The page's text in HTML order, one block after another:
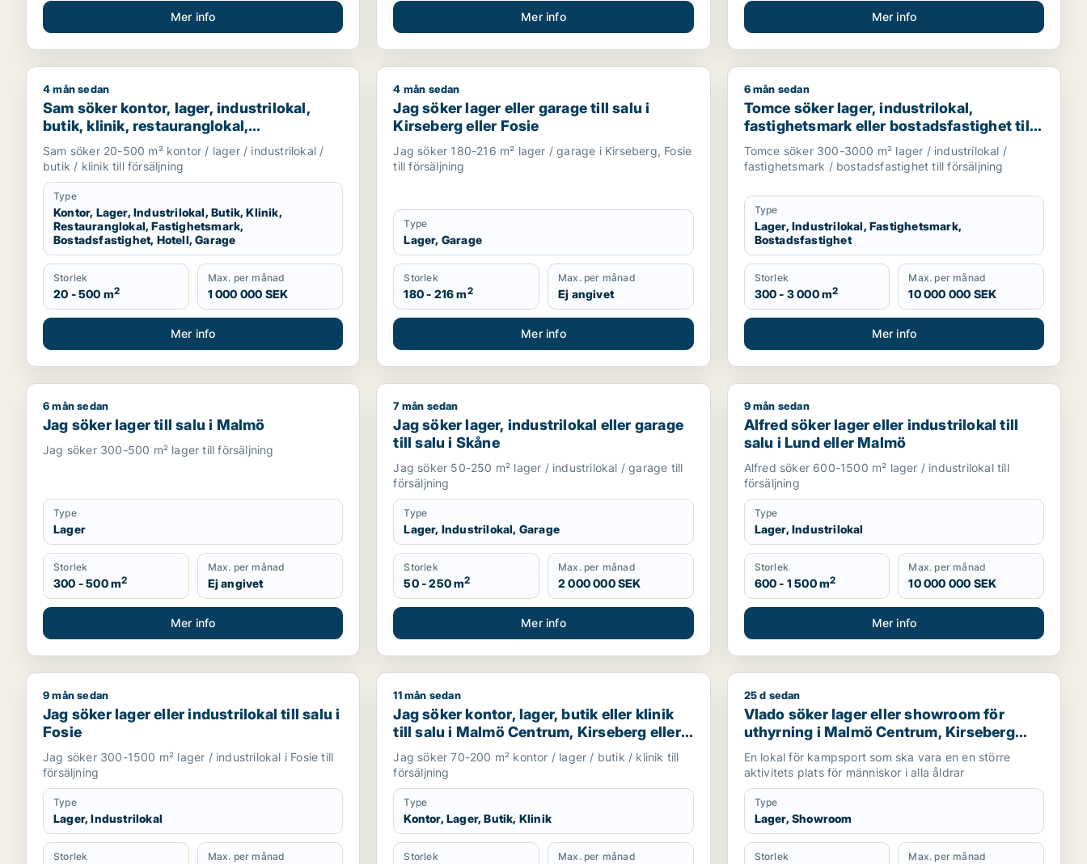
Mer info Mer info Mer info
Sam söker kontor, lager, industrilokal, butik, klinik, restauranglokal, fastighetsmark, bostadsfastighet, hotell eller garage till salu i Malmö
4 mån sedan
Sam söker kontor, lager, industrilokal,
butik, klinik, restauranglokal,
fastighetsmark, bostadsfastighet, hotell
eller garage till salu i Malmö
Sam söker 20-500 m² kontor / lager / industrilokal /
butik / klinik till försäljning
Type
Kontor, Lager, Industrilokal, Butik, Klinik,
Restauranglokal, Fastighetsmark,
Bostadsfastighet, Hotell, Garage
Storlek
20 - 500 m2
Max. per månad
1 000 000 SEK
Mer info
Jag söker lager eller garage till salu i Kirseberg eller Fosie
4 mån sedan
Jag söker lager eller garage till salu i
Kirseberg eller Fosie
Jag söker 180-216 m² lager / garage i Kirseberg, Fosie
till försäljning
Type
Lager, Garage
Storlek
180 - 216 m2
Max. per månad
Ej angivet
Mer info
Tomce söker lager, industrilokal, fastighetsmark
6 mån sedan
Tomce söker lager, industrilokal,
fastighetsmark eller bostadsfastighet till
salu i Staffanstorp, Burlöv eller Vellinge
m.fl.
Tomce söker 300-3000 m² lager / industrilokal /
fastighetsmark / bostadsfastighet till försäljning
Type
Lager, Industrilokal, Fastighetsmark,
Bostadsfastighet
Storlek
300 - 3 000 m2
Max. per månad
10 000 000 SEK
Mer info
Jag söker lager till salu i Malmö
6 mån sedan
Jag söker lager till salu i Malmö
Jag söker 300-500 m² lager till försäljning
Type
Lager
Storlek
300 - 500 m2
Max. per månad
Ej angivet
Mer info
Jag söker lager, industrilokal eller garage till salu i Skåne
7 mån sedan
Jag söker lager, industrilokal eller garage
till salu i Skåne
Jag söker 50-250 m² lager / industrilokal / garage till
försäljning
Type
Lager, Industrilokal, Garage
Storlek
50 - 250 m2
Max. per månad
2 000 000 SEK
Mer info
Alfred söker lager eller industrilokal till salu i Lund
9 mån sedan
Alfred söker lager eller industrilokal till
salu i Lund eller Malmö
Alfred söker 600-1500 m² lager / industrilokal till
försäljning
Type
Lager, Industrilokal
Storlek
600 - 1 500 m2
Max. per månad
10 000 000 SEK
Mer info
Jag söker lager eller industrilokal till salu i Fosie
9 mån sedan
Jag söker lager eller industrilokal till salu i
Fosie
Jag söker 300-1500 m² lager / industrilokal i Fosie till
försäljning
Type
Lager, Industrilokal
Storlek Max. per månad
Jag söker kontor, lager, butik eller klinik till salu i Malmö Centrum, Kirseberg eller Husie m.fl.
11 mån sedan
Jag söker kontor, lager, butik eller klinik
till salu i Malmö Centrum, Kirseberg eller
Husie m.fl.
Jag söker 70-200 m² kontor / lager / butik / klinik till
försäljning
Type
Kontor, Lager, Butik, Klinik
Storlek Max. per månad
Vlado söker lager eller showroom för uthyrning i
25 d sedan
Vlado söker lager eller showroom för
uthyrning i Malmö Centrum, Kirseberg
eller Husie m.fl.
En lokal för kampsport som ska vara en en större
aktivitets plats för människor i alla åldrar
Type
Lager, Showroom
Storlek Max. per månad